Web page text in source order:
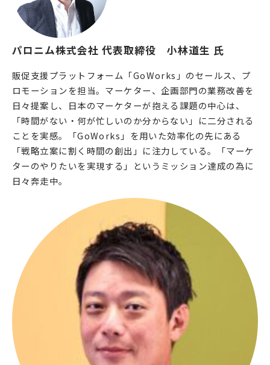
パロニム株式会社 代表取締役　小林道生 氏
販促支援プラットフォーム「GoWorks」のセールス、プ
ロモーションを担当。マーケター、企画部門の業務改善を
日々提案し、日本のマーケターが抱える課題の中心は、
「時間がない・何が忙しいのか分からない」に二分される
ことを実感。「GoWorks」を用いた効率化の先にある
「戦略立案に割く時間の創出」に注力している。「マーケ
ターのやりたいを実現する」というミッション達成の為に
日々奔走中。